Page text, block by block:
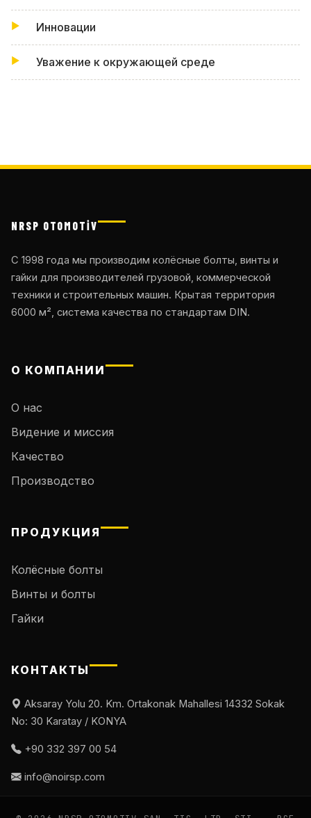
Инновации
Уважение к окружающей среде
NRSP OTOMOTİV
С 1998 года мы производим колёсные болты, винты и
гайки для производителей грузовой, коммерческой
техники и строительных машин. Крытая территория
6000 м², система качества по стандартам DIN.
О КОМПАНИИ
О нас
Видение и миссия
Качество
Производство
ПРОДУКЦИЯ
Колёсные болты
Винты и болты
Гайки
КОНТАКТЫ
Aksaray Yolu 20. Km. Ortakonak Mahallesi 14332 Sokak
No: 30 Karatay / KONYA
+90 332 397 00 54
info@noirsp.com